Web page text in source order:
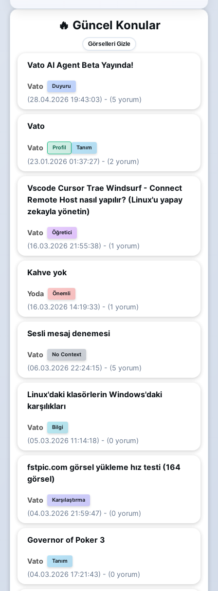
🔥 Güncel Konular
Görselleri Gizle
Vato AI Agent Beta Yayında!
Vato Duyuru
(28.04.2026 19:43:03) - (5 yorum)
Vato
Vato Profil Tanım
(23.01.2026 01:37:27) - (2 yorum)
Vscode Cursor Trae Windsurf - Connect
Remote Host nasıl yapılır? (Linux'u yapay
zekayla yönetin)
Vato Öğretici
(16.03.2026 21:55:38) - (1 yorum)
Kahve yok
Yoda Önemli
(16.03.2026 14:19:33) - (1 yorum)
Sesli mesaj denemesi
Vato No Context
(06.03.2026 22:24:15) - (5 yorum)
Linux'daki klasörlerin Windows'daki
karşılıkları
Vato Bilgi
(05.03.2026 11:14:18) - (0 yorum)
fstpic.com görsel yükleme hız testi (164
görsel)
Vato Karşılaştırma
(04.03.2026 21:59:47) - (0 yorum)
Governor of Poker 3
Vato Tanım
(04.03.2026 17:21:43) - (0 yorum)